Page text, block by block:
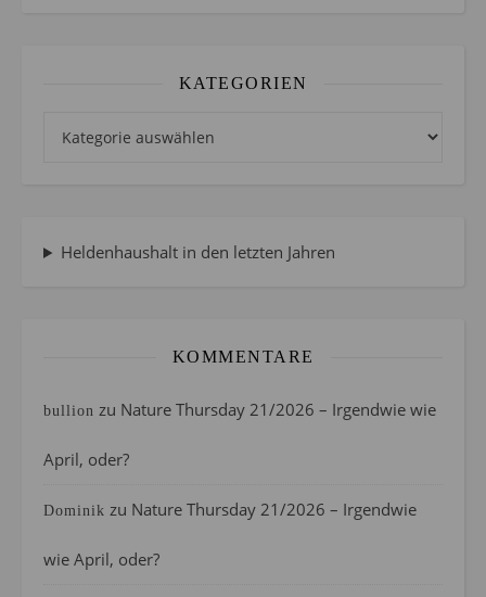
KATEGORIEN
Heldenhaushalt in den letzten Jahren
KOMMENTARE
bullion zu Nature Thursday 21/2026 – Irgendwie wie
April, oder?
Dominik zu Nature Thursday 21/2026 – Irgendwie
wie April, oder?